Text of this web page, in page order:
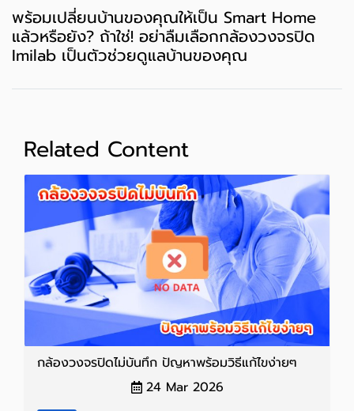
พร้อมเปลี่ยนบ้านของคุณให้เป็น Smart Home
แล้วหรือยัง? ถ้าใช่! อย่าลืมเลือกกล้องวงจรปิด
Imilab เป็นตัวช่วยดูแลบ้านของคุณ
Related Content
กล้องวงจรปิดไม่บันทึก ปัญหาพร้อมวิธีแก้ไขง่ายๆ
24 Mar 2026